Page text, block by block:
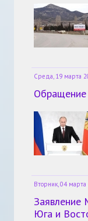
Среда, 19 марта
Обращение
Вторник, 04
Заявление
Юга и